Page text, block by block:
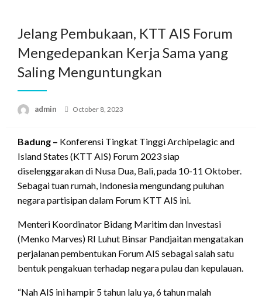
contentJelang Pembukaan, KTT AIS Forum
Mengedepankan Kerja Sama yang
Saling Menguntungkan
admin
Posted
October 8, 2023
​​​​​​​Badung – Konferensi Tingkat Tinggi Archipelagic and
Island States (KTT AIS) Forum 2023 siap
diselenggarakan di Nusa Dua, Bali, pada 10-11 Oktober.
Sebagai tuan rumah, Indonesia mengundang puluhan
negara partisipan dalam Forum KTT AIS ini.
Menteri Koordinator Bidang Maritim dan Investasi
(Menko Marves) RI Luhut Binsar Pandjaitan mengatakan
perjalanan pembentukan Forum AIS sebagai salah satu
bentuk pengakuan terhadap negara pulau dan kepulauan.
“Nah AIS ini hampir 5 tahun lalu ya, 6 tahun malah